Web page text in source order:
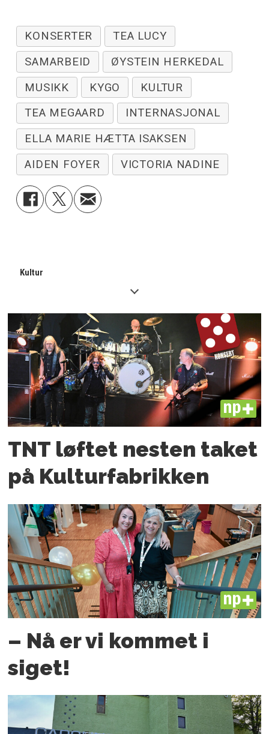
KONSERTER
TEA LUCY
SAMARBEID
ØYSTEIN HERKEDAL
MUSIKK
KYGO
KULTUR
TEA MEGAARD
INTERNASJONAL
ELLA MARIE HÆTTA ISAKSEN
AIDEN FOYER
VICTORIA NADINE
Kultur
PLUS
TNT løftet nesten taket
på Kulturfabrikken
PLUS
– Nå er vi kommet i
siget!